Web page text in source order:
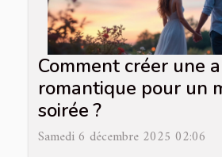
Comment créer une
romantique pour un
soirée ?
Samedi 6 décembre 2025 02:06